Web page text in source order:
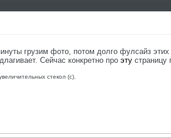
грузим фото, потом долго фулсайз
Сейчас конкретно про эту страницу
стекол (с).